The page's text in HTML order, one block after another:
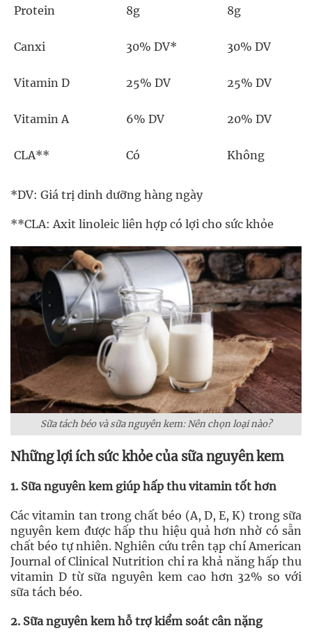
Protein 8g 8g
Canxi 30% DV* 30% DV
Vitamin D 25% DV 25% DV
Vitamin A 6% DV 20% DV
CLA** Có Không
*DV: Giá trị dinh dưỡng hàng ngày
**CLA: Axit linoleic liên hợp có lợi cho sức khỏe
Sữa tách béo và sữa nguyên kem: Nên chọn loại nào?
Những lợi ích sức khỏe của sữa nguyên kem
1. Sữa nguyên kem giúp hấp thu vitamin tốt hơn
Các vitamin tan trong chất béo (A, D, E, K) trong sữa
nguyên kem được hấp thu hiệu quả hơn nhờ có sẵn
chất béo tự nhiên. Nghiên cứu trên tạp chí American
Journal of Clinical Nutrition chỉ ra khả năng hấp thu
vitamin D từ sữa nguyên kem cao hơn 32% so với
sữa tách béo.
2. Sữa nguyên kem hỗ trợ kiểm soát cân nặng